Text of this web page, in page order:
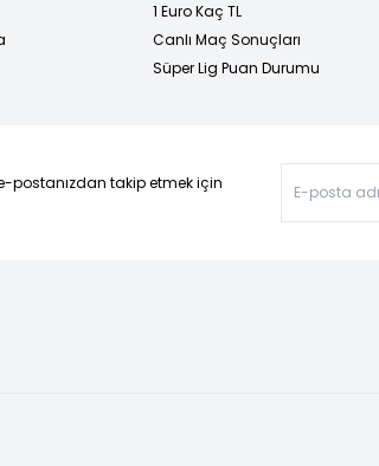
1 Euro Kaç TL
Canlı Maç Sonuçları
Süper Lig Puan Durumu
postanızdan takip etmek için